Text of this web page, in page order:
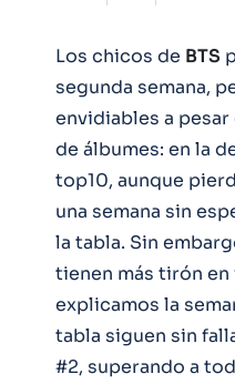
Los chicos de BTS
segunda semana,
envidiables a
de álbumes: en la
top10, aunque
una semana sin
la tabla. Sin
tienen más tirón
explicamos la
tabla siguen sin
#2, superando a